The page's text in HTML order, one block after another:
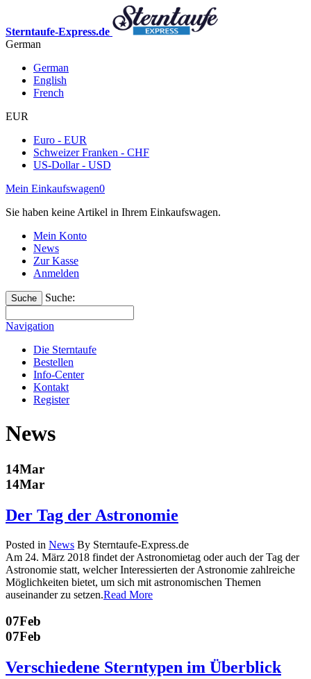
Sterntaufe-Express.de
German
German
English
French
EUR
Euro - EUR
Schweizer Franken - CHF
US-Dollar - USD
Mein Einkaufswagen0
Sie haben keine Artikel in Ihrem Einkaufswagen.
Mein Konto
News
Zur Kasse
Anmelden
Suche Suche:
Navigation
Die Sterntaufe
Bestellen
Info-Center
Kontakt
Register
News
14Mar
14Mar
Der Tag der Astronomie
Posted in News By Sterntaufe-Express.de
Am 24. März 2018 findet der Astronomietag oder auch der Tag der
Astronomie statt, welcher Interessierten der Astronomie zahlreiche
Möglichkeiten bietet, um sich mit astronomischen Themen
auseinander zu setzen.Read More
07Feb
07Feb
Verschiedene Sterntypen im Überblick